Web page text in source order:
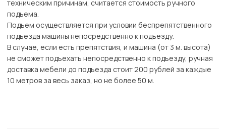
техническим причинам, считается стоимость ручного
подъема.
Подъем осуществляется при условии беспрепятственного
подъезда машины непосредственно к подъезду.
В случае, если есть препятствия, и машина (от 3 м. высота)
не сможет подъехать непосредственно к подъезду, ручная
доставка мебели до подъезда стоит 200 рублей за каждые
10 метров за весь заказ, но не более 50 м.